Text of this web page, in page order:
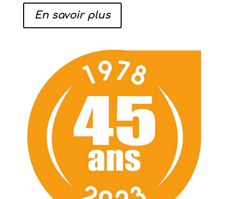
En savoir plus